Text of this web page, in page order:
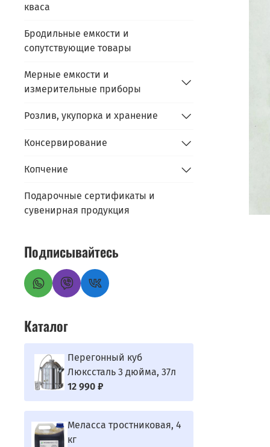
кваса
Бродильные емкости и
сопутствующие товары
Мерные емкости и
измерительные приборы
Розлив, укупорка и хранение
Консервирование
Копчение
Подарочные сертификаты и
сувенирная продукция
Подписывайтесь
Каталог
Перегонный куб
Люкссталь 3 дюйма, 37л
12 990 ₽
Меласса тростниковая, 4
кг